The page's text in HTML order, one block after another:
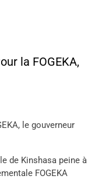
la FOGEKA,
le gouverneur
de Kinshasa peine à
FOGEKA